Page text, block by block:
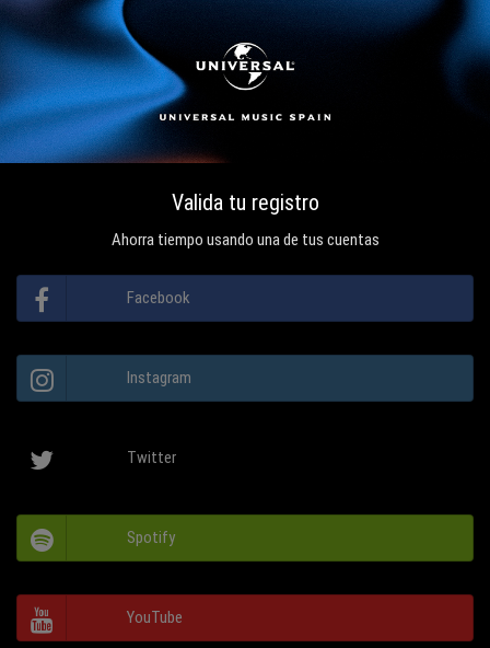
Valida tu registro
Ahorra tiempo usando una de tus cuentas
Facebook
Instagram
Twitter
Spotify
YouTube